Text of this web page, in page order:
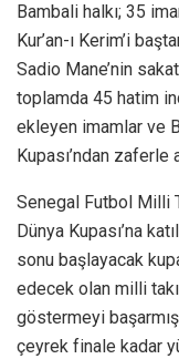
Bambali halkı; 35
Kur’an-ı Kerim’i
Sadio Mane’nin
toplamda 45 hatim
ekleyen imamlar ve
Kupası’ndan zaferle
Senegal Futbol Milli
Dünya Kupası’na
sonu başlayacak
edecek olan milli
göstermeyi
çeyrek finale kadar